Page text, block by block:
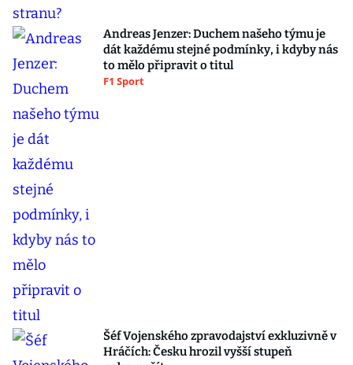
Andreas Jenzer: Duchem našeho týmu je
dát každému stejné podmínky, i kdyby nás
to mělo připravit o titul
F1 Sport
Šéf Vojenského zpravodajství exkluzivně v
Hráčích: Česku hrozil vyšší stupeň